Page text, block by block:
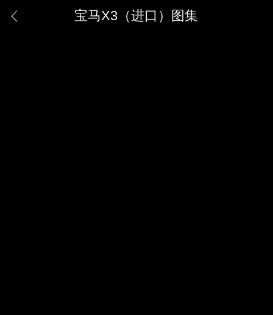
宝马X3（进口）图集